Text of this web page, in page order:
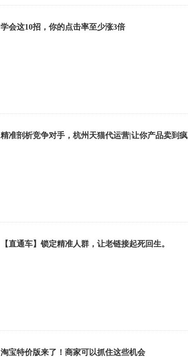
学会这10招，你的点击率至少涨3倍
精准剖析竞争对手，杭州天猫代运营|让你产品卖到疯
【直通车】锁定精准人群，让老链接起死回生。
淘宝特价版来了！商家可以抓住这些机会